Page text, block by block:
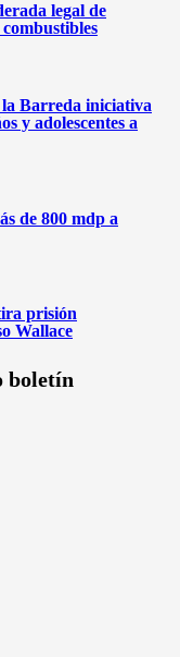
legal de
Barreda iniciativa
y adolescentes a
de 800 mdp a
prisión
Wallace
boletín